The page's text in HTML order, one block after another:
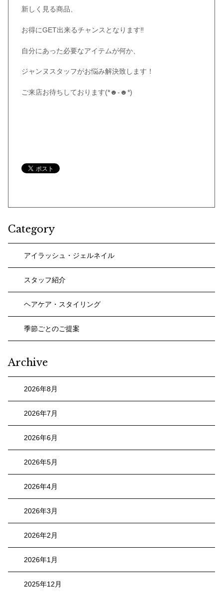
新しく見る商品、
お得にGET出来るチャンスとなります‼︎
自分にあった必要なアイテムが何か、
ジャンヌスタッフがお悩み解決致します！
ご来店お待ちしております(*☻-☻*)
Category
アイラッシュ・ジェルネイル
スタッフ紹介
ヘアケア・スタイリング
季節ごとのご提案
Archive
2026年8月
2026年7月
2026年6月
2026年5月
2026年4月
2026年3月
2026年2月
2026年1月
2025年12月